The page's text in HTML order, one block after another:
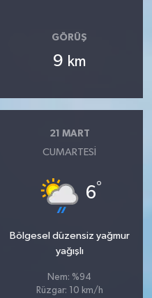
GÖRÜŞ
9 km
21 MART
CUMARTESI
6°
Bölgesel düzensiz yağmur
yağışlı
Nem: %94
Rüzgar: 10 km/h